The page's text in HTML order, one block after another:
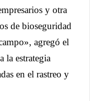
y otra
de bioseguridad
agregó el
la estrategia
en el rastreo y